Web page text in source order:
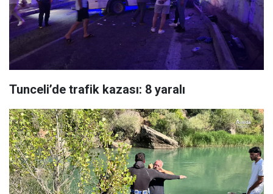
Tunceli’de trafik kazası: 8 yaralı